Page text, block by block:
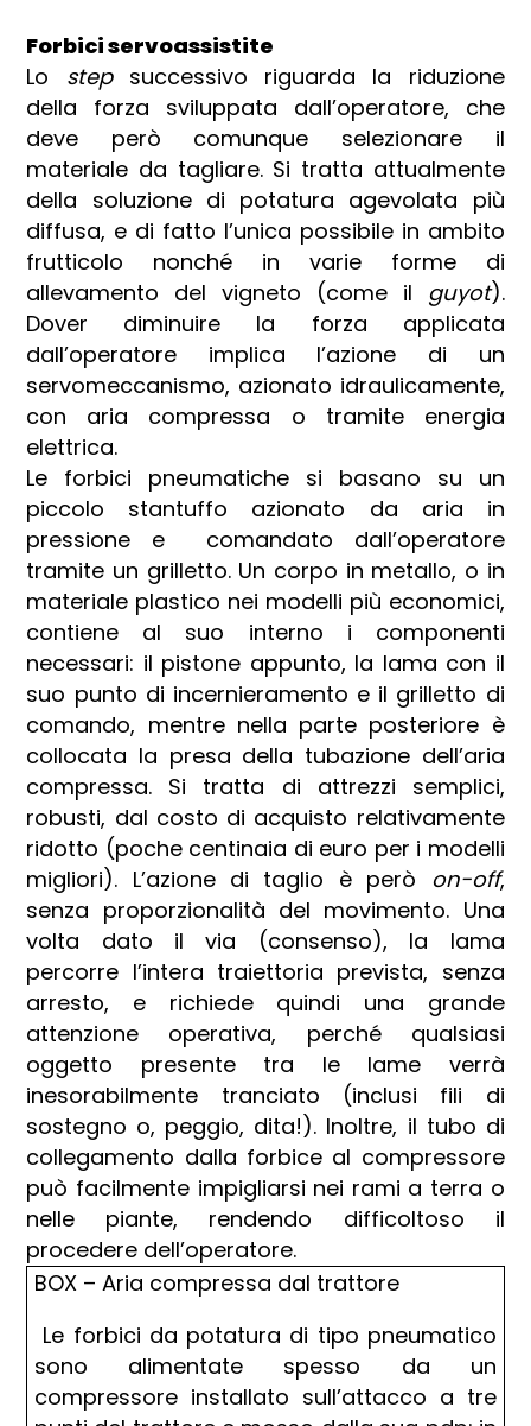
Forbici servoassistite
Lo stepsuccessivo riguarda la riduzione
della forza sviluppata dall’operatore, che
deve però comunque selezionare il
materiale da tagliare. Si tratta attualmente
della soluzione di potatura agevolata più
diffusa, e di fatto l’unica possibile in ambito
frutticolo nonché in varie forme di
allevamento del vigneto (come il guyot).
Dover diminuire la forza applicata
dall’operatore implica l’azione di un
servomeccanismo, azionato idraulicamente,
con aria compressa o tramite energia
elettrica.
Le forbici pneumatiche si basano su un
piccolo stantuffo azionato da aria in
pressione e comandato dall’operatore
tramite un grilletto. Un corpo in metallo, o in
materiale plastico nei modelli più economici,
contiene al suo interno i componenti
necessari: il pistone appunto, la lama con il
suo punto di incernieramento e il grilletto di
comando, mentre nella parte posteriore è
collocata la presa della tubazione dell’aria
compressa. Si tratta di attrezzi semplici,
robusti, dal costo di acquisto relativamente
ridotto (poche centinaia di euro per i modelli
migliori). L’azione di taglio è però on-off,
senza proporzionalità del movimento. Una
volta dato il via (consenso), la lama
percorre l’intera traiettoria prevista, senza
arresto, e richiede quindi una grande
attenzione operativa, perché qualsiasi
oggetto presente tra le lame verrà
inesorabilmente tranciato (inclusi fili di
sostegno o, peggio, dita!). Inoltre, il tubo di
collegamento dalla forbice al compressore
può facilmente impigliarsi nei rami a terra o
nelle piante, rendendo difficoltoso il
procedere dell’operatore.
BOX – Aria compressa dal trattore
Le forbici da potatura di tipo pneumatico
sono alimentate spesso da un
compressore installato sull’attacco a tre